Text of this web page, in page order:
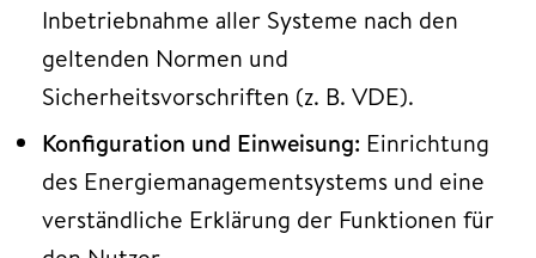
Inbetriebnahme aller Systeme nach den
geltenden Normen und
Sicherheitsvorschriften (z. B. VDE).
Konfiguration und Einweisung: Einrichtung
des Energiemanagementsystems und eine
verständliche Erklärung der Funktionen für